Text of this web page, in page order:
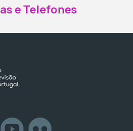
e Telefones